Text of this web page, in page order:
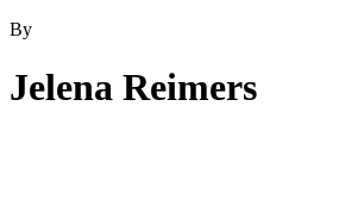
By
Jelena Reimers